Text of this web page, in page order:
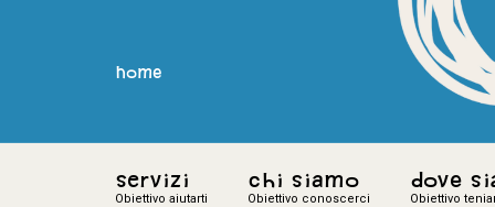
home
Servizi
Obiettivo aiutarti
Chi siamo
Obiettivo conoscerci
Dove
Obiettivo
home
Servizi
Obiettivo aiutarti
Chi siamo
Obiettivo conoscerci
Dove
Obiettivo